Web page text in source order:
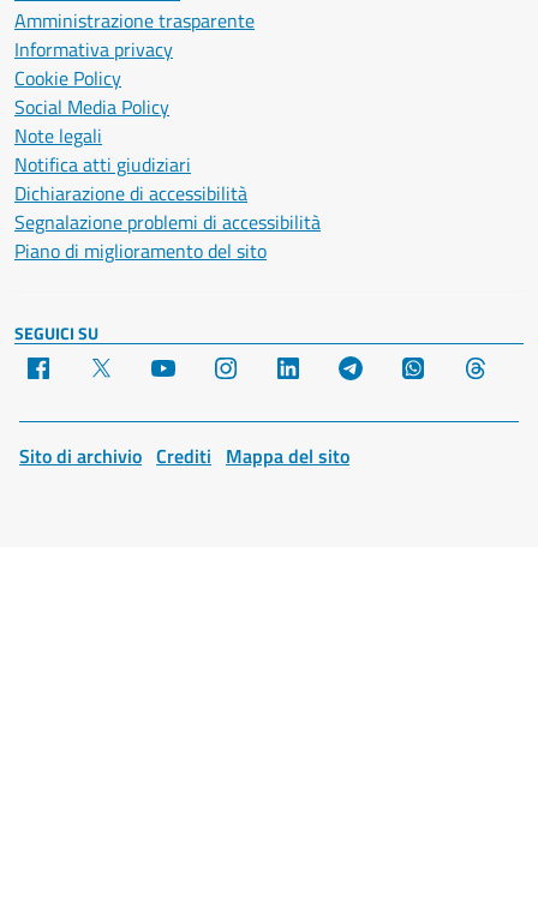
Amministrazione trasparente
Informativa privacy
Cookie Policy
Social Media Policy
Note legali
Notifica atti giudiziari
Dichiarazione di accessibilità
Segnalazione problemi di accessibilità
Piano di miglioramento del sito
SEGUICI SU
Facebook YouTube Instagram LinkedIn Telegram WhatsApp
Sito di archivio Crediti Mappa del sito